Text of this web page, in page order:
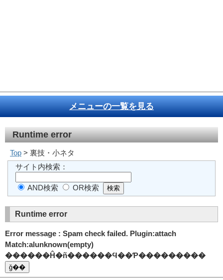
メニューの一覧を見る
Runtime error
Top > 裏技・小ネタ
サイト内検索：
AND検索 OR検索
Runtime error
Error message : Spam check failed. Plugin:attach
Match:alunknown(empty)
������Ĥ�ñ������Ϥ��Ƥ���������